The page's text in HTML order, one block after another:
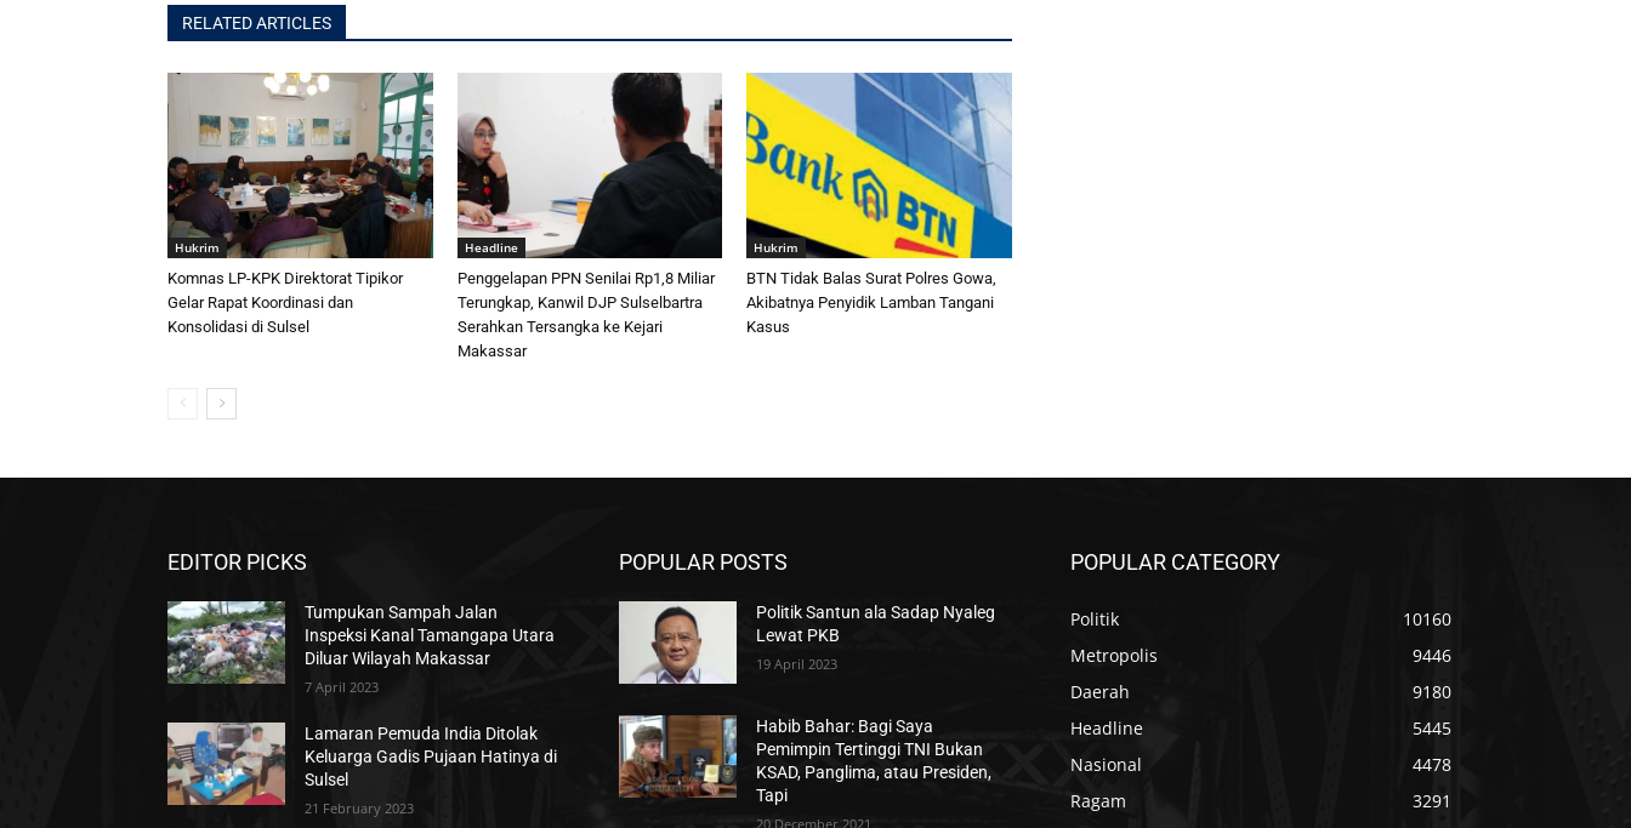
RELATED ARTICLES
Hukrim
Komnas LP-KPK Direktorat Tipikor
Gelar Rapat Koordinasi dan
Konsolidasi di Sulsel
Headline
Penggelapan PPN Senilai Rp1,8 Miliar
Terungkap, Kanwil DJP Sulselbartra
Serahkan Tersangka ke Kejari
Makassar
Hukrim
BTN Tidak Balas Surat Polres Gowa,
Akibatnya Penyidik Lamban Tangani
Kasus
EDITOR PICKS
Tumpukan Sampah Jalan
Inspeksi Kanal Tamangapa Utara
Diluar Wilayah Makassar
7 April 2023
Lamaran Pemuda India Ditolak
Keluarga Gadis Pujaan Hatinya di
Sulsel
21 February 2023
POPULAR POSTS
Politik Santun ala Sadap Nyaleg
Lewat PKB
19 April 2023
Habib Bahar: Bagi Saya
Pemimpin Tertinggi TNI Bukan
KSAD, Panglima, atau Presiden,
Tapi
20 December 2021
POPULAR CATEGORY
Politik
10160
Metropolis
9446
Daerah
9180
Headline
5445
Nasional
4478
Ragam
3291